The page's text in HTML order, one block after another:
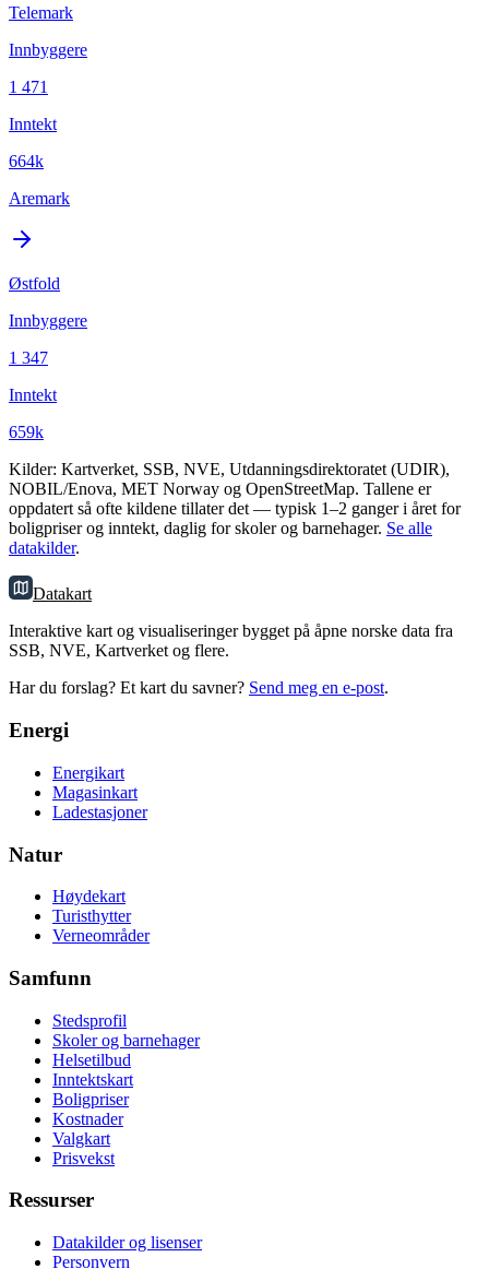
Telemark
Innbyggere
1 471
Inntekt
664k
Aremark
Østfold
Innbyggere
1 347
Inntekt
659k
Kilder: Kartverket, SSB, NVE, Utdanningsdirektoratet (UDIR),
NOBIL/Enova, MET Norway og OpenStreetMap. Tallene er
oppdatert så ofte kildene tillater det — typisk 1–2 ganger i året for
boligpriser og inntekt, daglig for skoler og barnehager. Se alle
datakilder.
Datakart
Interaktive kart og visualiseringer bygget på åpne norske data fra
SSB, NVE, Kartverket og flere.
Har du forslag? Et kart du savner? Send meg en e-post.
Energi
Energikart
Magasinkart
Ladestasjoner
Natur
Høydekart
Turisthytter
Verneområder
Samfunn
Stedsprofil
Skoler og barnehager
Helsetilbud
Inntektskart
Boligpriser
Kostnader
Valgkart
Prisvekst
Ressurser
Datakilder og lisenser
Personvern